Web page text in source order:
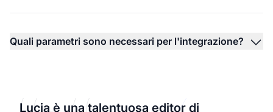
Quali parametri sono necessari per l'integrazione?
Lucia è una talentuosa editor di